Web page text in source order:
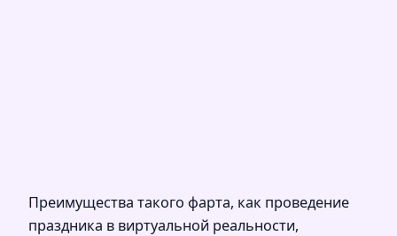
Преимущества такого фарта, как проведение
праздника в виртуальной реальности,